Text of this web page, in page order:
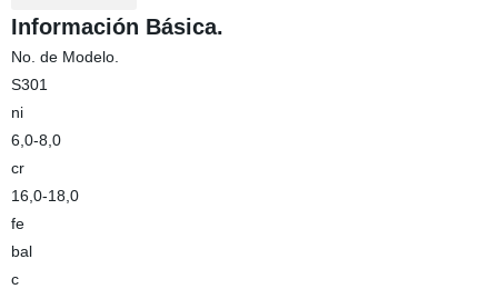
Información Básica.
No. de Modelo.
S301
ni
6,0-8,0
cr
16,0-18,0
fe
bal
c